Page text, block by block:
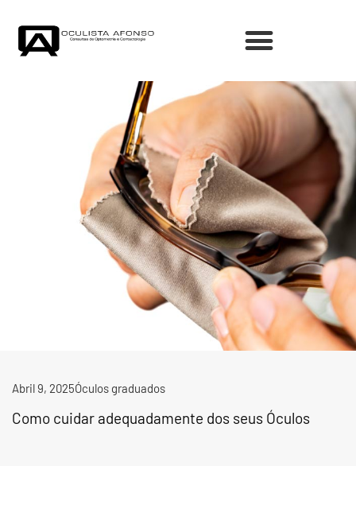
Abril 9, 2025Óculos graduados
Como cuidar adequadamente dos seus Óculos